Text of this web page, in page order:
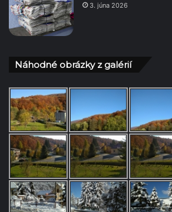
3. júna 2026
Náhodné obrázky z galérií